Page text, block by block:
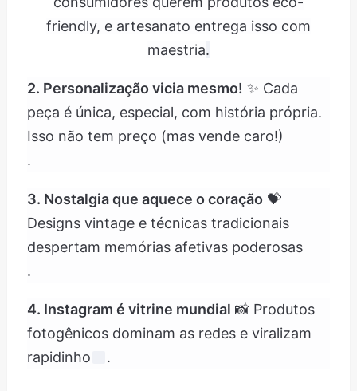
friendly, e artesanato entrega isso com
maestria.
2. Personalização vicia mesmo! ✨ Cada
peça é única, especial, com história própria.
Isso não tem preço (mas vende caro!)
.
3. Nostalgia que aquece o coração 💝
Designs vintage e técnicas tradicionais
despertam memórias afetivas poderosas
.
4. Instagram é vitrine mundial 📸 Produtos
fotogênicos dominam as redes e viralizam
rapidinho
.